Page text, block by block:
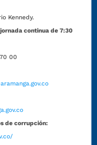
Kennedy.
jornada continua de 7:30
00
de corrupción: